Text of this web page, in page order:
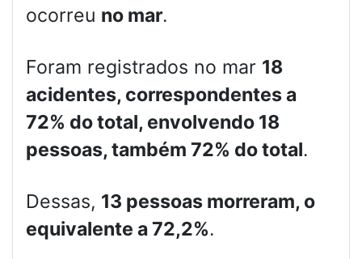
ocorreu no mar.
Foram registrados no mar 18
acidentes, correspondentes a
72% do total, envolvendo 18
pessoas, também 72% do total.
Dessas, 13 pessoas morreram, o
equivalente a 72,2%.